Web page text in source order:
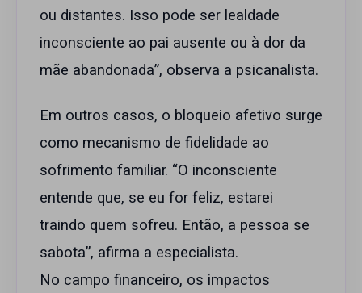
ou distantes. Isso pode ser lealdade
inconsciente ao pai ausente ou à dor da
mãe abandonada”, observa a psicanalista.
Em outros casos, o bloqueio afetivo surge
como mecanismo de fidelidade ao
sofrimento familiar. “O inconsciente
entende que, se eu for feliz, estarei
traindo quem sofreu. Então, a pessoa se
sabota”, afirma a especialista.
No campo financeiro, os impactos